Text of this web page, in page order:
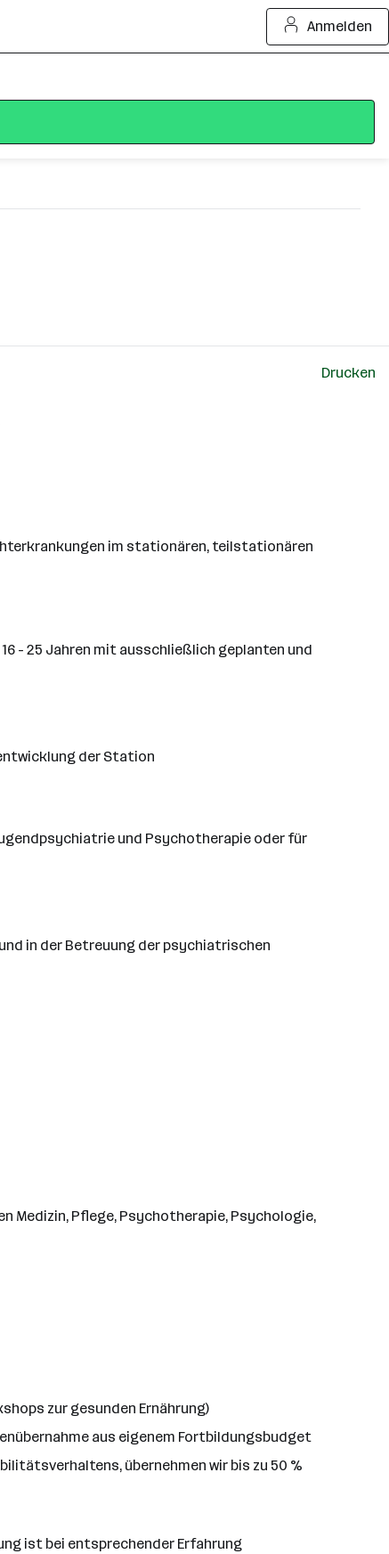
Anmelden
Drucken
im stationären, teilstationären
- 25 Jahren mit ausschließlich geplanten und
der Station
und Psychotherapie oder für
in der Betreuung der psychiatrischen
Medizin, Pflege, Psychotherapie, Psychologie,
zur gesunden Ernährung)
aus eigenem Fortbildungsbudget
übernehmen wir bis zu 50 %
ist bei entsprechender Erfahrung